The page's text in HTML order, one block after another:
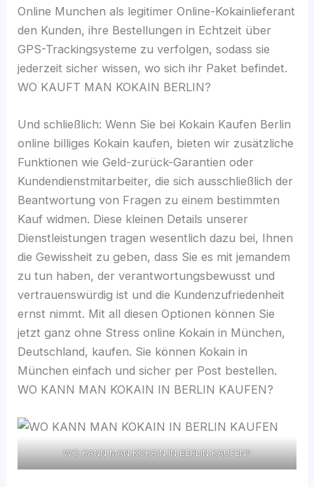
Online Munchen als legitimer Online-Kokainlieferant
den Kunden, ihre Bestellungen in Echtzeit über
GPS-Trackingsysteme zu verfolgen, sodass sie
jederzeit sicher wissen, wo sich ihr Paket befindet.
WO KAUFT MAN KOKAIN BERLIN?
Und schließlich: Wenn Sie bei Kokain Kaufen Berlin
online billiges Kokain kaufen, bieten wir zusätzliche
Funktionen wie Geld-zurück-Garantien oder
Kundendienstmitarbeiter, die sich ausschließlich der
Beantwortung von Fragen zu einem bestimmten
Kauf widmen. Diese kleinen Details unserer
Dienstleistungen tragen wesentlich dazu bei, Ihnen
die Gewissheit zu geben, dass Sie es mit jemandem
zu tun haben, der verantwortungsbewusst und
vertrauenswürdig ist und die Kundenzufriedenheit
ernst nimmt. Mit all diesen Optionen können Sie
jetzt ganz ohne Stress online Kokain in München,
Deutschland, kaufen. Sie können Kokain in
München einfach und sicher per Post bestellen.
WO KANN MAN KOKAIN IN BERLIN KAUFEN?
WO KANN MAN KOKAIN IN BERLIN KAUFEN?